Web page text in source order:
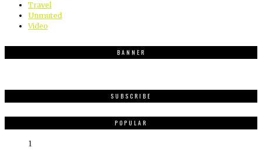
Travel
Unmuted
Video
BANNER
SUBSCRIBE
POPULAR
1